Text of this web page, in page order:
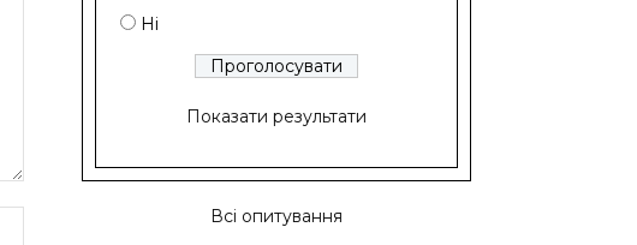
Ні
Показати результати
Всі опитування